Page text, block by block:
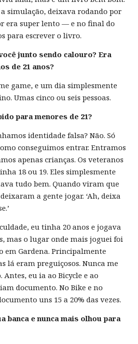
simulação, deixava rodando por
era super lento — e no final do
para escrever o livro.
junto sendo calouro? Era
de 21 anos?
game, e um dia simplesmente
Umas cinco ou seis pessoas.
para menores de 21?
identidade falsa? Não. Só
conseguimos entrar. Entramos
apenas crianças. Os veteranos
18 ou 19. Eles simplesmente
tudo bem. Quando viram que
a gente jogar. ‘Ah, deixa
eu tinha 20 anos e jogava
mas o lugar onde mais joguei foi
em Gardena. Principalmente
lá eram preguiçosos. Nunca me
eu ia ao Bicycle e ao
documento. No Bike e no
uns 15 a 20% das vezes.
banca e nunca mais olhou para